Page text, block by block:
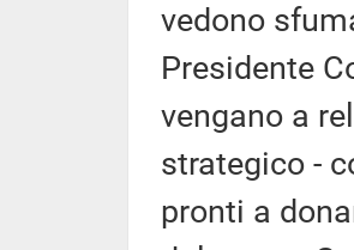
vedono
Presidente
vengano a
strategico -
pronti a